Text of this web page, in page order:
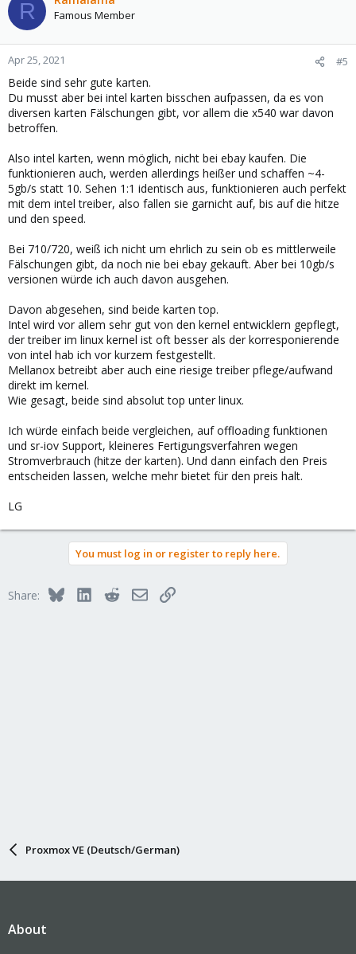
R Famous Member
Apr 25, 2021 #5
Beide sind sehr gute karten.
Du musst aber bei intel karten bisschen aufpassen, da es von
diversen karten Fälschungen gibt, vor allem die x540 war davon
betroffen.
Also intel karten, wenn möglich, nicht bei ebay kaufen. Die
funktionieren auch, werden allerdings heißer und schaffen ~4-
5gb/s statt 10. Sehen 1:1 identisch aus, funktionieren auch perfekt
mit dem intel treiber, also fallen sie garnicht auf, bis auf die hitze
und den speed.
Bei 710/720, weiß ich nicht um ehrlich zu sein ob es mittlerweile
Fälschungen gibt, da noch nie bei ebay gekauft. Aber bei 10gb/s
versionen würde ich auch davon ausgehen.
Davon abgesehen, sind beide karten top.
Intel wird vor allem sehr gut von den kernel entwicklern gepflegt,
der treiber im linux kernel ist oft besser als der korresponierende
von intel hab ich vor kurzem festgestellt.
Mellanox betreibt aber auch eine riesige treiber pflege/aufwand
direkt im kernel.
Wie gesagt, beide sind absolut top unter linux.
Ich würde einfach beide vergleichen, auf offloading funktionen
und sr-iov Support, kleineres Fertigungsverfahren wegen
Stromverbrauch (hitze der karten). Und dann einfach den Preis
entscheiden lassen, welche mehr bietet für den preis halt.
LG
You must log in or register to reply here.
Share: BlueskyLinkedInRedditEmailLink
Proxmox VE (Deutsch/German)
About